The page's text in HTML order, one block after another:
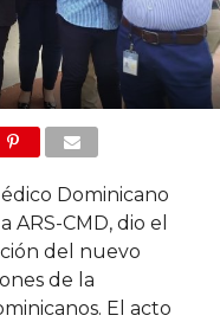
Dominicano
ARS-CMD, dio el
del nuevo
de la
El acto